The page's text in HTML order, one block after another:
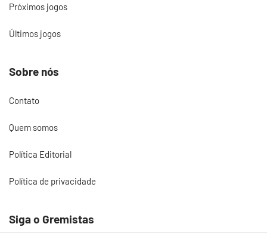
Próximos jogos
Últimos jogos
Sobre nós
Contato
Quem somos
Política Editorial
Política de privacidade
Siga o Gremistas